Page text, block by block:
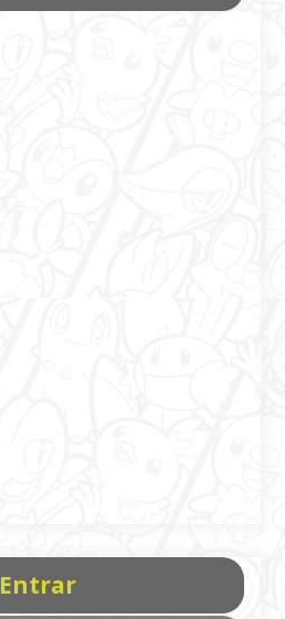
Entrar